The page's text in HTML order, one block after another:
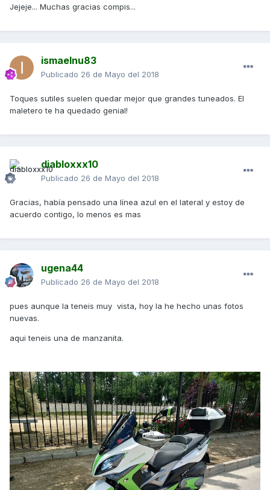
Jejeje... Muchas gracias compis...
ismaelnu83
Publicado 26 de Mayo del 2018
Toques sutiles suelen quedar mejor que grandes tuneados. El
maletero te ha quedado genial!
diabloxxx10
Publicado 26 de Mayo del 2018
Gracias, había pensado una línea azul en el lateral y estoy de
acuerdo contigo, lo menos es mas
ugena44
Publicado 26 de Mayo del 2018
pues aunque la teneis muy vista, hoy la he hecho unas fotos
nuevas.
aqui teneis una de manzanita.